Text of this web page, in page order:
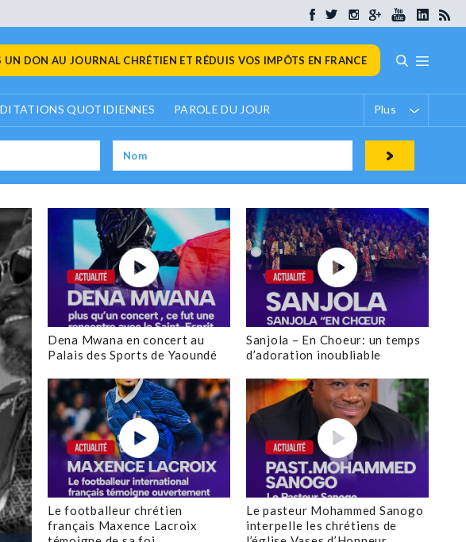
UN DON AU JOURNAL CHRÉTIEN ET RÉDUIS VOS IMPÔTS EN FRANCE
QUOTIDIENNES PAROLE DU JOUR Plus
Dena Mwana en concert au
Palais des Sports de Yaoundé
Sanjola – En Choeur: un temps
d’adoration inoubliable
Le footballeur chrétien
français Maxence Lacroix
Le pasteur Mohammed Sanogo
interpelle les chrétiens de